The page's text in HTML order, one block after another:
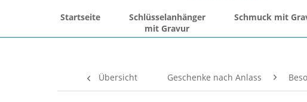
Startseite
Schlüsselanhänger
mit Gravur
Schmuck mit
Übersicht Geschenke nach Anlass